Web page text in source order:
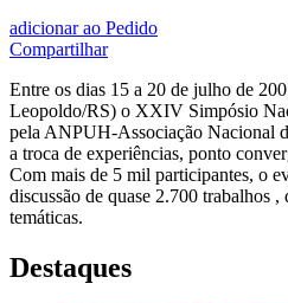
adicionar ao Pedido
Compartilhar
Entre os dias 15 a 20 de julho de
Leopoldo/RS) o XXIV Simpósio
pela ANPUH-Associação Nacional
a troca de experiências, ponto
Com mais de 5 mil participantes, o
discussão de quase 2.700 trabalhos
temáticas.
Destaques